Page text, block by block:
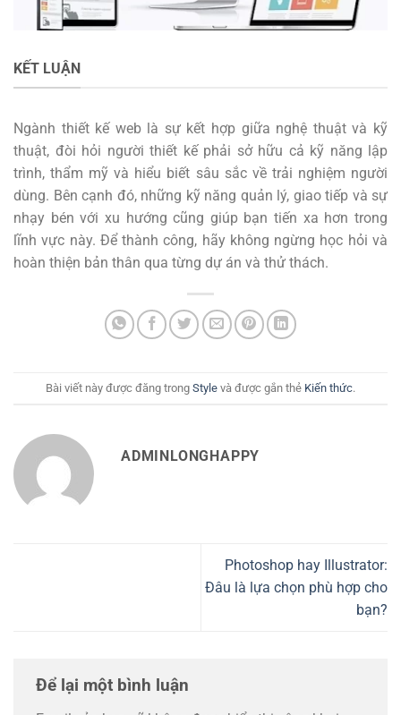
KẾT LUẬN
Ngành thiết kế web là sự kết hợp giữa nghệ thuật và kỹ
thuật, đòi hỏi người thiết kế phải sở hữu cả kỹ năng lập
trình, thẩm mỹ và hiểu biết sâu sắc về trải nghiệm người
dùng. Bên cạnh đó, những kỹ năng quản lý, giao tiếp và sự
nhạy bén với xu hướng cũng giúp bạn tiến xa hơn trong
lĩnh vực này. Để thành công, hãy không ngừng học hỏi và
hoàn thiện bản thân qua từng dự án và thử thách.
Bài viết này được đăng trong Style và được gắn thẻ Kiến thức.
ADMINLONGHAPPY
Photoshop hay Illustrator:
Đâu là lựa chọn phù hợp cho
bạn?
Để lại một bình luận